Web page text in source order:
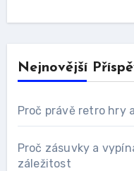
Nejnovější
Proč právě retro hry
Proč zásuvky a
záležitost